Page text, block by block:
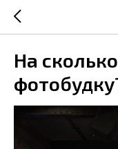
На